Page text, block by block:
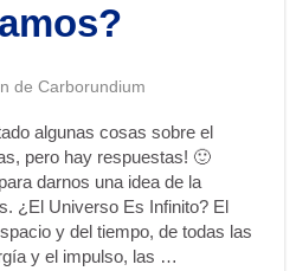
de Carborundium
algunas cosas sobre el
pero hay respuestas! 🙂
darnos una idea de la
¿El Universo Es Infinito? El
y del tiempo, de todas las
y el impulso, las …